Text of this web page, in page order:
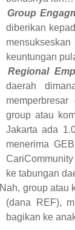
Group
diberikan
mensukseskan
keuntungan
Regional
daerah
group atau
Jakarta ada
menerima
ke tabungan
Nah, group atau
(dana REF),
bagikan ke